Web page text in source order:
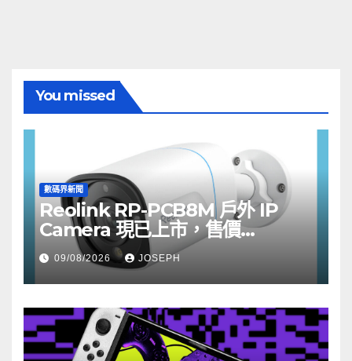
You missed
數碼界新聞
Reolink RP-PCB8M 戶外 IP
Camera 現已上市，售價
HK$722
09/08/2026 JOSEPH